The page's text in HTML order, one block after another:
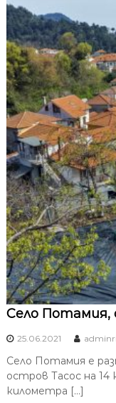
Село Потамия,
25.06.2021
Село Потамия е
остров Тасос на
километра […]